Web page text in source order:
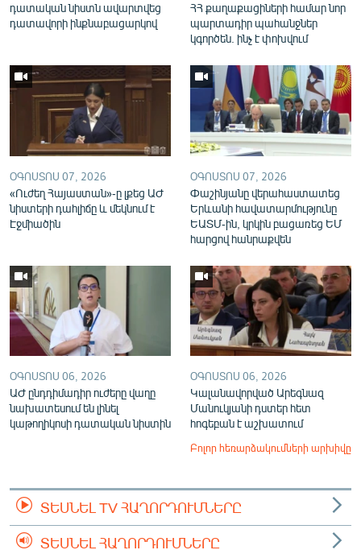
«Ազատության» բոլոր կայքերը
դատական նիստն ավարտվեց
դատավորի ինքնաբացարկով
ՀՀ քաղաքացիների համար նոր
պարտադիր պահանջներ
կգործեն. ինչ է փոխվում
ՕԳՈՍՏՈՍ 07, 2026
«Ուժեղ Հայաստան»-ը լքեց ԱԺ
նիստերի դահլիճը և մեկնում է
Էջմիածին
ՕԳՈՍՏՈՍ 07, 2026
Փաշինյանը վերահաստատեց
Երևանի հավատարմությունը
ԵԱՏՄ-ին, կրկին բացառեց ԵՄ
հարցով հանրաքվեն
ՕԳՈՍՏՈՍ 06, 2026
ԱԺ ընդդիմադիր ուժերը վաղը
նախատեսում են լինել
կաթողիկոսի դատական նիստին
ՕԳՈՍՏՈՍ 06, 2026
Կալանավորված Արեգնազ
Մանուկյանի դստեր հետ
հոգեբան է աշխատում
Բոլոր հեռարձակումների արխիվը
ՏԵՍՆԵԼ TV ՀԱՂՈՐԴՈՒՄՆԵՐԸ
ՏԵՍՆԵԼ ՀԱՂՈՐԴՈՒՄՆԵՐԸ